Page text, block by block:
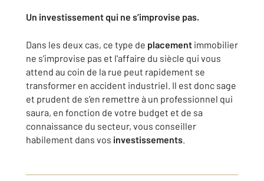
Un investissement qui ne s’improvise pas.
Dans les deux cas, ce type de placement immobilier
ne s’improvise pas et l'affaire du siècle qui vous
attend au coin de la rue peut rapidement se
transformer en accident industriel. Il est donc sage
et prudent de s’en remettre à un professionnel qui
saura, en fonction de votre budget et de sa
connaissance du secteur, vous conseiller
habilement dans vos investissements.